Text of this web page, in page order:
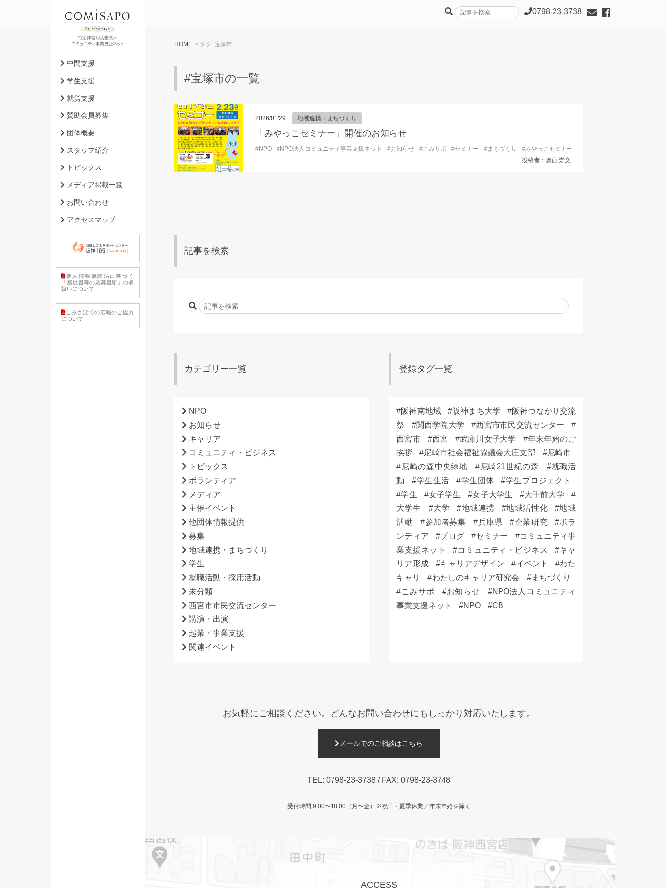
HOME > タグ: 宝塚市
#宝塚市の一覧
2026/01/29 地域連携・まちづくり
「みやっこセミナー」開催のお知らせ
#NPO #NPO法人コミュニティ事業支援ネット #お知らせ #こみサポ #セミナー #まちづくり #みやっこセミナー
投稿者：奥西 崇文
記事を検索
カテゴリー一覧
NPO
お知らせ
キャリア
コミュニティ・ビジネス
トピックス
ボランティア
メディア
主催イベント
他団体情報提供
募集
地域連携・まちづくり
学生
就職活動・採用活動
未分類
西宮市市民交流センター
講演・出演
起業・事業支援
関連イベント
登録タグ一覧
阪神南地域 阪神まち大学
阪神つながり交流
祭
関西学院大学
西宮市市民交流センター
西宮市
西宮 武庫川女子大学
年末年始のご
挨拶
尼崎市社会福祉協議会大庄支部
尼崎市
尼崎の森中央緑地
尼崎21世紀の森
就職活
動
学生生活 学生団体
学生プロジェクト
学生
女子学生 女子大学生
大手前大学
大学生
大学 地域連携 地域活性化
地域
活動
参加者募集 兵庫県 企業研究
ボラ
ンティア
ブログ セミナー
コミュニティ事
業支援ネット
コミュニティ・ビジネス
キャ
リア形成
キャリアデザイン イベント
わた
キャリ
わたしのキャリア研究会
まちづくり
こみサポ
お知らせ
NPO法人コミュニティ
事業支援ネット
NPO CB
お気軽にご相談ください。 どんなお問い合わせにもしっかり 対応いたします。
メールでのご相談はこちら
TEL: 0798-23-3738 / FAX: 0798-23-3748
受付時間 9:00〜18:00（月〜金） ※祝日・夏季休業／年末年始を除く
ACCESS
0798-23-3738
中間支援
学生支援
就労支援
賛助会員募集
団体概要
スタッフ紹介
トピックス
メディア掲載一覧
お問い合わせ
アクセスマップ
個人情報保護法に基づく
「履歴書等の応募書類」の取
扱いについて
こみさぽでの広報のご協力
について